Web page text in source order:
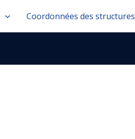
Coordonnées des structures